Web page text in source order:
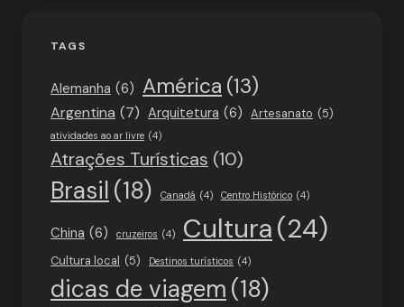
TAGS
Alemanha (6) América (13)
Argentina (7) Arquitetura (6) Artesanato (5)
atividades ao ar livre (4)
Atrações Turísticas (10)
Brasil (18) Canadá (4) Centro Histórico (4)
China (6) cruzeiros (4) Cultura(24)
Cultura local (5) Destinos turísticos (4)
dicas de viagem (18)